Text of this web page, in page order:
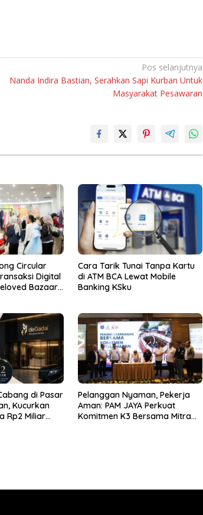
Pos selanjutnya
Nanda Indira Bastian, Serahkan Sapi Kurban Untuk
Masyarakat Pesawaran
Circular
Digital
Bazaar
Cara Tarik Tunai Tanpa Kartu
di ATM BCA Lewat Mobile
Banking KSku
di Pasar
Kucurkan
Rp2 Miliar
Pelanggan Nyaman, Pekerja
Aman: PAM JAYA Perkuat
Komitmen K3 Bersama Mitra